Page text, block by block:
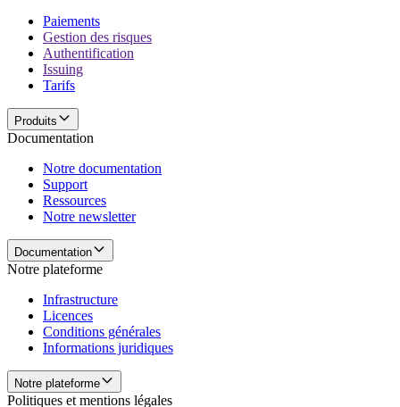
Paiements
Gestion des risques
Authentification
Issuing
Tarifs
Produits
Documentation
Notre documentation
Support
Ressources
Notre newsletter
Documentation
Notre plateforme
Infrastructure
Licences
Conditions générales
Informations juridiques
Notre plateforme
Politiques et mentions légales